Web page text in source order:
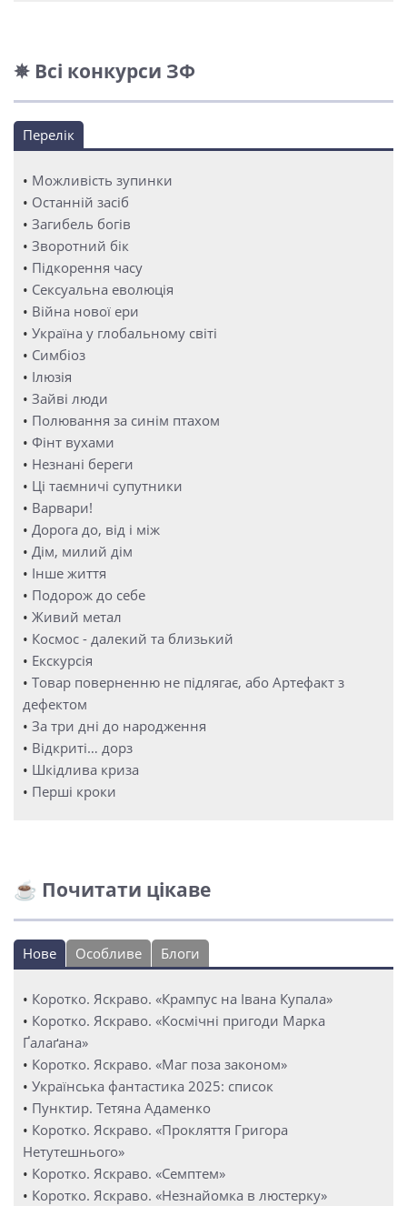
✵ Всі конкурси ЗФ
Перелік
• Можливість зупинки
• Останній засіб
• Загибель богів
• Зворотний бік
• Підкорення часу
• Сексуальна еволюція
• Війна нової ери
• Україна у глобальному світі
• Симбіоз
• Ілюзія
• Зайві люди
• Полювання за синім птахом
• Фінт вухами
• Незнані береги
• Ці таємничі супутники
• Варвари!
• Дорога до, від і між
• Дім, милий дім
• Інше життя
• Подорож до себе
• Живий метал
• Космос - далекий та близький
• Екскурсія
• Товар поверненню не підлягає, або Артефакт з
дефектом
• За три дні до народження
• Відкриті… дорз
• Шкідлива криза
• Перші кроки
☕ Почитати цікаве
Нове Особливе Блоги
• Коротко. Яскраво. «Крампус на Івана Купала»
• Коротко. Яскраво. «Космічні пригоди Марка
Ґалаґана»
• Коротко. Яскраво. «Маг поза законом»
• Українська фантастика 2025: список
• Пунктир. Тетяна Адаменко
• Коротко. Яскраво. «Прокляття Григора
Нетутешнього»
• Коротко. Яскраво. «Семптем»
• Коротко. Яскраво. «Незнайомка в люстерку»